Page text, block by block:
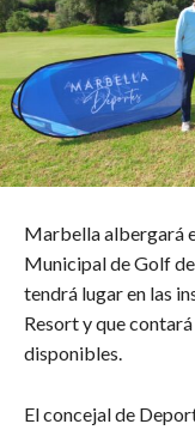
Marbella albergará
Municipal de Golf de
tendrá lugar en las
Resort y que
disponibles.
El concejal de